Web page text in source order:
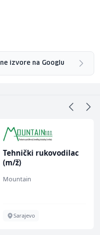
izvore na Googlu
Trgovac - Magacioner
(m/ž)
Amko komerc
Fojnica